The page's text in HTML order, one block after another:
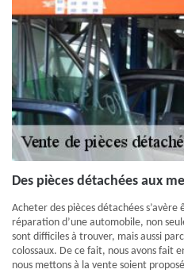
Des pièces détachées aux
Acheter des pièces détachées
réparation d’une automobile, non
sont difficiles à trouver, mais aussi
colossaux. De ce fait, nous avons fait
nous mettons à la vente soient